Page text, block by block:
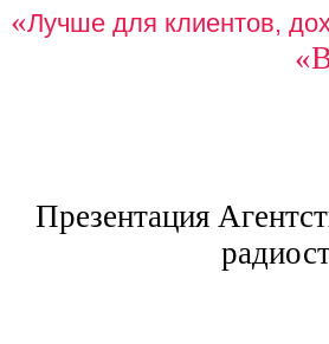
«Лучше для клиентов,
Презентация